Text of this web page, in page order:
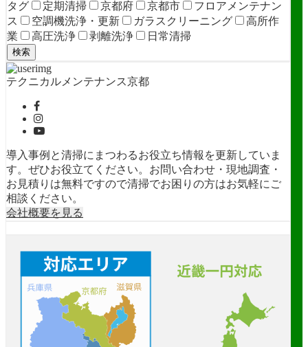
タグ 定期清掃 京都府 京都市
フロアメンテナン
ス
空調機洗浄・更新 ガラスクリーニング
高所作
業
高圧洗浄 剥離洗浄 日常清掃
検索
テクニカルメンテナンス京都
導入事例と清掃にまつわるお役立ち情報を更新していま
す。ぜひお役立てください。お問い合わせ・現地調査・
お見積りは無料ですので清掃でお困りの方はお気軽にご
相談ください。
会社概要を見る